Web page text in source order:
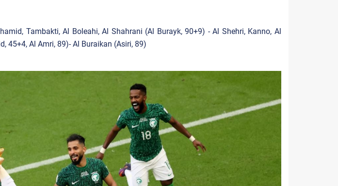
Tambakti, Al Boleahi, Al Shahrani (Al Burayk, 90+9) - Al Shehri, Kanno, Al
45+4, Al Amri, 89)- Al Buraikan (Asiri, 89)